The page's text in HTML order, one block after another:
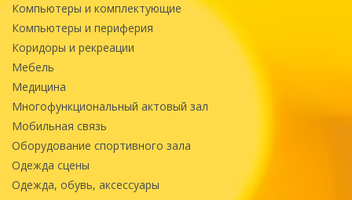
Компьютеры и комплектующие
Компьютеры и периферия
Коридоры и рекреации
Мебель
Медицина
Многофункциональный актовый зал
Мобильная связь
Оборудование спортивного зала
Одежда сцены
Одежда, обувь, аксессуары